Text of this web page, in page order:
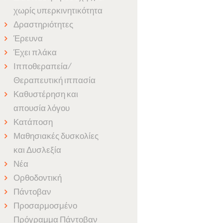
χωρίς υπερκινητικότητα
Δραστηριότητες
Έρευνα
Έχει πλάκα
Ιπποθεραπεία/
Θεραπευτική ιππασία
Καθυστέρηση και
απουσία λόγου
Κατάποση
Μαθησιακές δυσκολίες
και Δυσλεξία
Νέα
Ορθοδοντική
Πάντοβαν
Προσαρμοσμένο
Πρόγραμμα Πάντοβαν